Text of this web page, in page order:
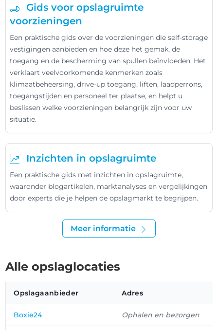
Gids voor opslagruimte
voorzieningen
Een praktische gids over de voorzieningen die self-storage
vestigingen aanbieden en hoe deze het gemak, de
toegang en de bescherming van spullen beïnvloeden. Het
verklaart veelvoorkomende kenmerken zoals
klimaatbeheersing, drive-up toegang, liften, laadperrons,
toegangstijden en personeel ter plaatse, en helpt u
beslissen welke voorzieningen belangrijk zijn voor uw
situatie.
Inzichten in opslagruimte
Een praktische gids met inzichten in opslagruimte,
waaronder blogartikelen, marktanalyses en vergelijkingen
door experts die je helpen de opslagmarkt te begrijpen.
Meer informatie
Alle opslaglocaties
Opslagaanbieder Adres
Boxie24 Ophalen en bezorgen